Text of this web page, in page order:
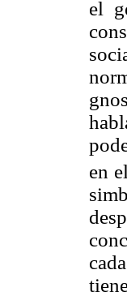
el
en